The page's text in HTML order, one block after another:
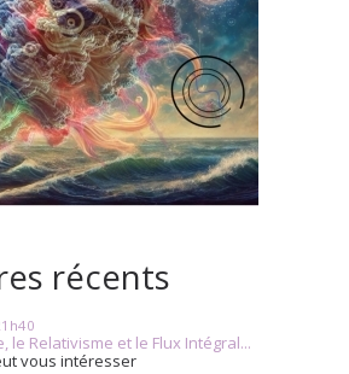
récents
le Relativisme et le Flux Intégral...
vous intéresser